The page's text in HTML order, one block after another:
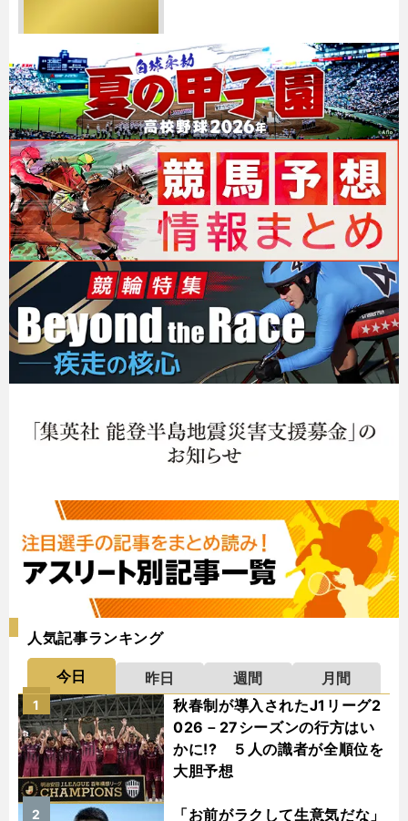
人気記事ランキング
今日 昨日 週間
月間
秋春制が導入されたJ1リーグ2
026－27シーズンの行方はい
かに!? ５人の識者が全順位を
大胆予想
1
「お前がラクして生意気だな」
2